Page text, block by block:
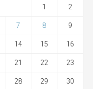
1 2
7 8 9
14 15 16
21 22 23
28 29 30